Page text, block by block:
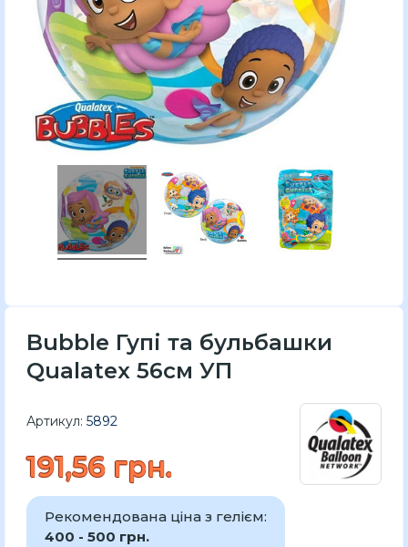
Bubble Гупі та бульбашки
Qualatex 56см УП
Артикул: 5892
191,56 грн.
Рекомендована ціна з гелієм:
400 - 500 грн.